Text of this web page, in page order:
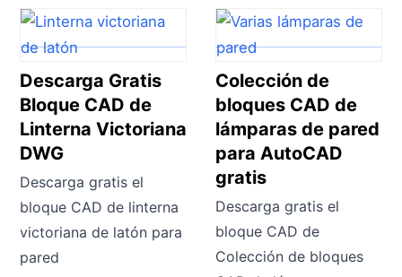
Descarga Gratis
Bloque CAD de
Linterna Victoriana
DWG
Descarga gratis el
bloque CAD de linterna
victoriana de latón para
pared
Colección de
bloques CAD de
lámparas de pared
para AutoCAD
gratis
Descarga gratis el
bloque CAD de
Colección de bloques